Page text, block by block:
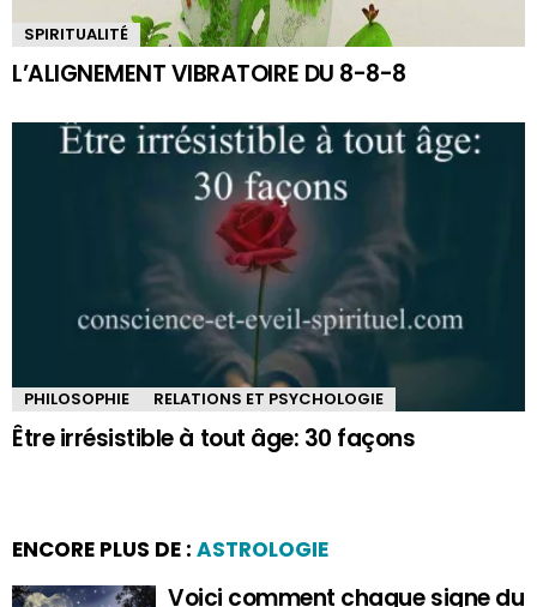
SPIRITUALITÉ
L’ALIGNEMENT VIBRATOIRE DU 8-8-8
PHILOSOPHIE RELATIONS ET PSYCHOLOGIE
Être irrésistible à tout âge: 30 façons
ENCORE PLUS DE : ASTROLOGIE
Voici comment chaque signe du